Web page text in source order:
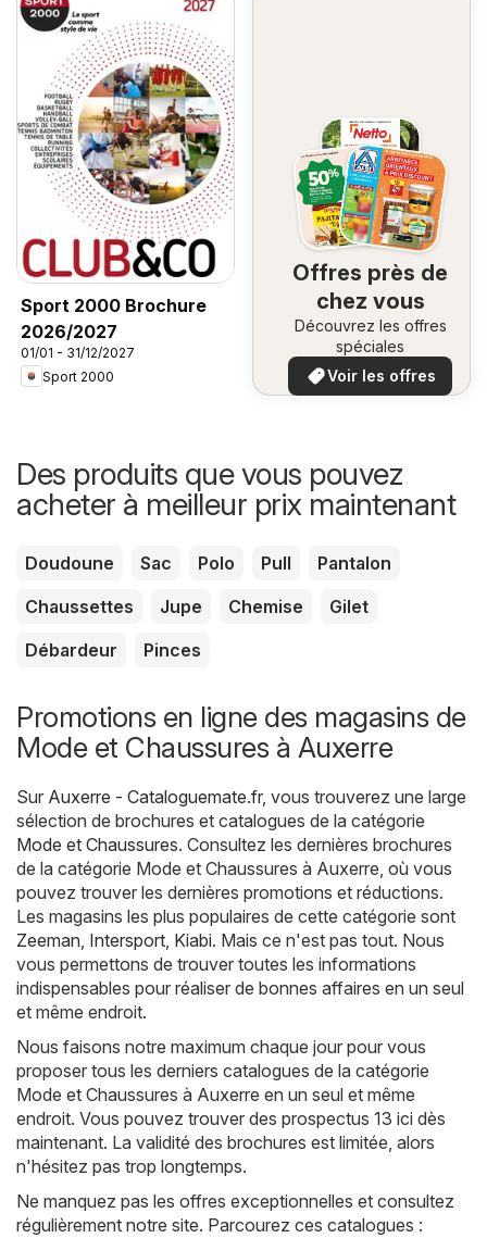
Sport 2000 Brochure
2026/2027
01/01 - 31/12/2027
Sport 2000
Offres près de
chez vous
Découvrez les offres
spéciales
Voir les offres
Des produits que vous pouvez
acheter à meilleur prix maintenant
Doudoune Sac Polo Pull
Pantalon
Chaussettes
Jupe Chemise
Gilet
Débardeur
Pinces
Promotions en ligne des magasins de
Mode et Chaussures à Auxerre
Sur Auxerre - Cataloguemate.fr, vous trouverez une large
sélection de brochures et catalogues de la catégorie
Mode et Chaussures. Consultez les dernières brochures
de la catégorie Mode et Chaussures à Auxerre, où vous
pouvez trouver les dernières promotions et réductions.
Les magasins les plus populaires de cette catégorie sont
Zeeman, Intersport, Kiabi. Mais ce n'est pas tout. Nous
vous permettons de trouver toutes les informations
indispensables pour réaliser de bonnes affaires en un seul
et même endroit.
Nous faisons notre maximum chaque jour pour vous
proposer tous les derniers catalogues de la catégorie
Mode et Chaussures à Auxerre en un seul et même
endroit. Vous pouvez trouver des prospectus 13 ici dès
maintenant. La validité des brochures est limitée, alors
n'hésitez pas trop longtemps.
Ne manquez pas les offres exceptionnelles et consultez
régulièrement notre site. Parcourez ces catalogues :